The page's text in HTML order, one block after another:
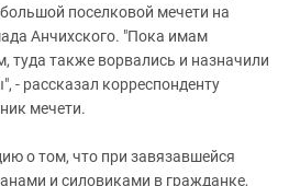
поселковой мечети на
Анчихского. "Пока имам
туда также ворвались и назначили
рассказал корреспонденту
мечети.
о том, что при завязавшейся
и силовиками в гражданке,